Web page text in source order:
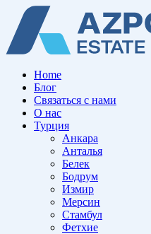
Home
Блог
Связаться с нами
О нас
Турция
Анкара
Анталья
Белек
Бодрум
Измир
Мерсин
Стамбул
Фетхие